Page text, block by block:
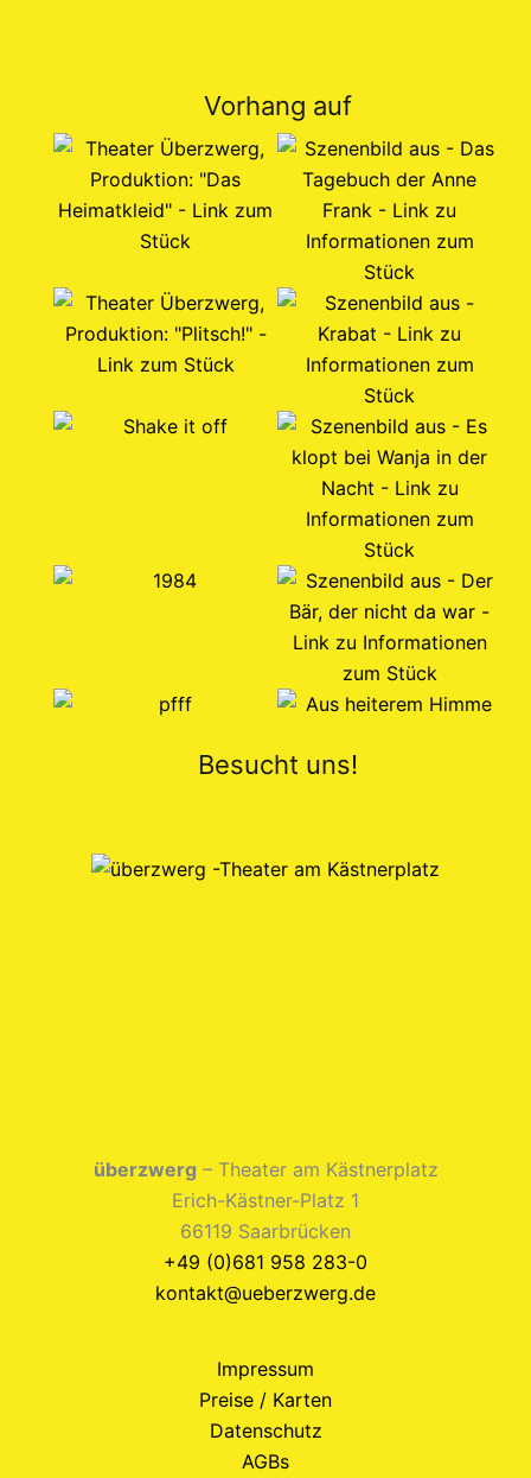
Vorhang auf
Besucht uns!
überzwerg – Theater am Kästnerplatz
Erich-Kästner-Platz 1
66119 Saarbrücken
+49 (0)681 958 283-0
kontakt@ueberzwerg.de
Impressum
Preise / Karten
Datenschutz
AGBs